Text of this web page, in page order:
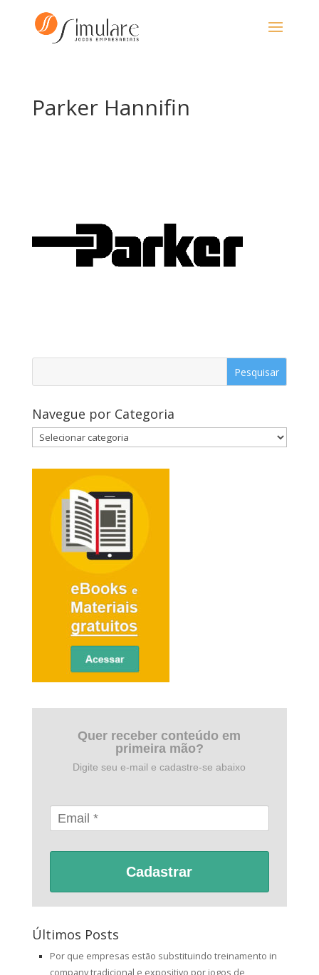
Parker Hannifin
Navegue por Categoria
Quer receber conteúdo em
primeira mão?
Digite seu e-mail e cadastre-se abaixo
Cadastrar
Últimos Posts
Por que empresas estão substituindo treinamento in
company tradicional e expositivo por jogos de